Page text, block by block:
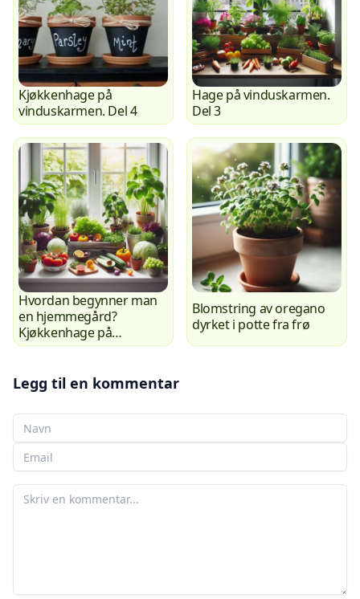
Kjøkkenhage på
vinduskarmen. Del 4
Hage på vinduskarmen.
Del 3
Hvordan begynner man
en hjemmegård?
Kjøkkenhage på
vinduskarmen. Del 1
Blomstring av oregano
dyrket i potte fra frø
Legg til en kommentar
Ditt navn
Din e-post
Din kommentar